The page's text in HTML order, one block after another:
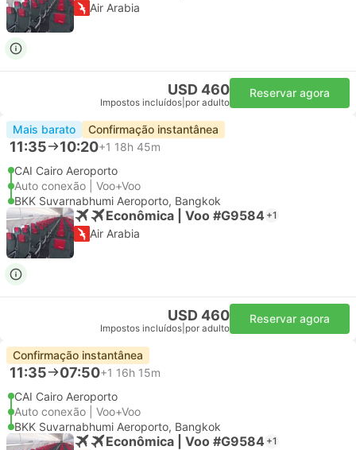
Air Arabia
USD 460
Impostos incluídos por adulto
Reservar agora
Mais barato Confirmação instantânea
11:35 10:20+1 18h 45m
CAI Cairo Aeroporto
Auto conexão | Voo+Voo
BKK Suvarnabhumi Aeroporto, Bangkok
Econômica | Voo #G9584 +1
Air Arabia
USD 460
Impostos incluídos por adulto
Reservar agora
Confirmação instantânea
11:35 07:50+1 16h 15m
CAI Cairo Aeroporto
Auto conexão | Voo+Voo
BKK Suvarnabhumi Aeroporto, Bangkok
Econômica | Voo #G9584 +1